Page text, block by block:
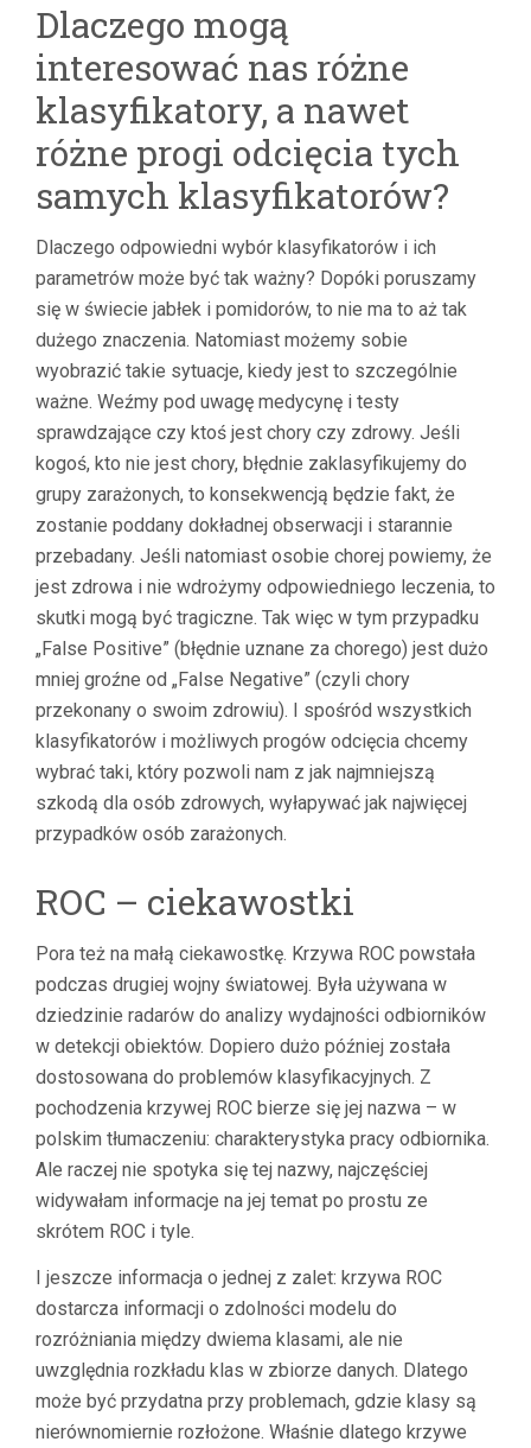
Dlaczego mogą
interesować nas różne
klasyfikatory, a nawet
różne progi odcięcia tych
samych klasyfikatorów?
Dlaczego odpowiedni wybór klasyfikatorów i ich
parametrów może być tak ważny? Dopóki poruszamy
się w świecie jabłek i pomidorów, to nie ma to aż tak
dużego znaczenia. Natomiast możemy sobie
wyobrazić takie sytuacje, kiedy jest to szczególnie
ważne. Weźmy pod uwagę medycynę i testy
sprawdzające czy ktoś jest chory czy zdrowy. Jeśli
kogoś, kto nie jest chory, błędnie zaklasyfikujemy do
grupy zarażonych, to konsekwencją będzie fakt, że
zostanie poddany dokładnej obserwacji i starannie
przebadany. Jeśli natomiast osobie chorej powiemy, że
jest zdrowa i nie wdrożymy odpowiedniego leczenia, to
skutki mogą być tragiczne. Tak więc w tym przypadku
„False Positive” (błędnie uznane za chorego) jest dużo
mniej groźne od „False Negative” (czyli chory
przekonany o swoim zdrowiu). I spośród wszystkich
klasyfikatorów i możliwych progów odcięcia chcemy
wybrać taki, który pozwoli nam z jak najmniejszą
szkodą dla osób zdrowych, wyłapywać jak najwięcej
przypadków osób zarażonych.
ROC – ciekawostki
Pora też na małą ciekawostkę. Krzywa ROC powstała
podczas drugiej wojny światowej. Była używana w
dziedzinie radarów do analizy wydajności odbiorników
w detekcji obiektów. Dopiero dużo później została
dostosowana do problemów klasyfikacyjnych. Z
pochodzenia krzywej ROC bierze się jej nazwa – w
polskim tłumaczeniu: charakterystyka pracy odbiornika.
Ale raczej nie spotyka się tej nazwy, najczęściej
widywałam informacje na jej temat po prostu ze
skrótem ROC i tyle.
I jeszcze informacja o jednej z zalet: krzywa ROC
dostarcza informacji o zdolności modelu do
rozróżniania między dwiema klasami, ale nie
uwzględnia rozkładu klas w zbiorze danych. Dlatego
może być przydatna przy problemach, gdzie klasy są
nierównomiernie rozłożone. Właśnie dlatego krzywe